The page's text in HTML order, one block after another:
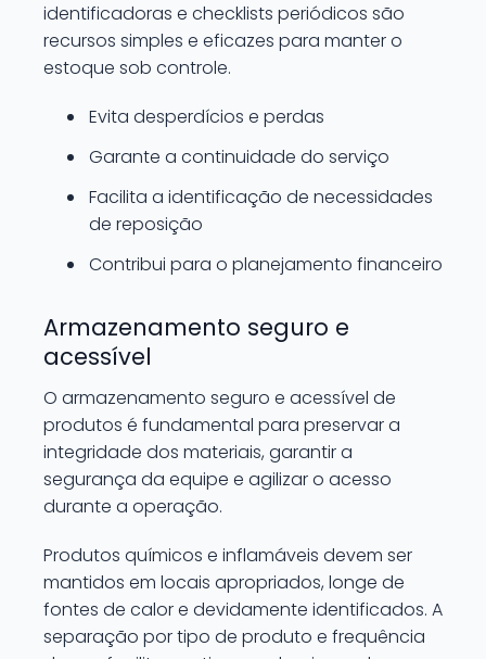
identificadoras e checklists periódicos são
recursos simples e eficazes para manter o
estoque sob controle.
Evita desperdícios e perdas
Garante a continuidade do serviço
Facilita a identificação de necessidades
de reposição
Contribui para o planejamento financeiro
Armazenamento seguro e
acessível
O armazenamento seguro e acessível de
produtos é fundamental para preservar a
integridade dos materiais, garantir a
segurança da equipe e agilizar o acesso
durante a operação.
Produtos químicos e inflamáveis devem ser
mantidos em locais apropriados, longe de
fontes de calor e devidamente identificados. A
separação por tipo de produto e frequência